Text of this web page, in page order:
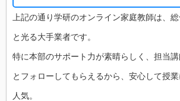
上記の通り学研のオンライン家庭教師は、
と光る大手業者です。
特に本部のサポート力が素晴らしく、担当
とフォローしてもらえるから、安心して授
人気。